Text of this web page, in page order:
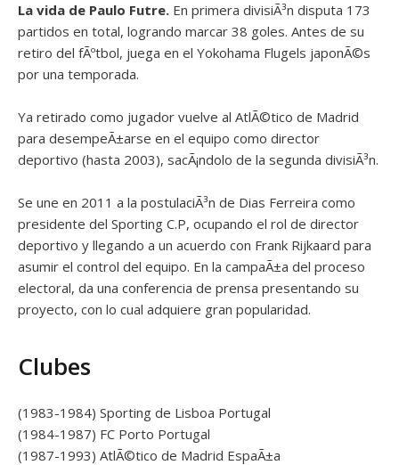
La vida de Paulo Futre. En primera divisiÃ³n disputa 173
partidos en total, logrando marcar 38 goles. Antes de su
retiro del fÃºtbol, juega en el Yokohama Flugels japonÃ©s
por una temporada.
Ya retirado como jugador vuelve al AtlÃ©tico de Madrid
para desempeÃ±arse en el equipo como director
deportivo (hasta 2003), sacÃ¡ndolo de la segunda divisiÃ³n.
Se une en 2011 a la postulaciÃ³n de Dias Ferreira como
presidente del Sporting C.P, ocupando el rol de director
deportivo y llegando a un acuerdo con Frank Rijkaard para
asumir el control del equipo. En la campaÃ±a del proceso
electoral, da una conferencia de prensa presentando su
proyecto, con lo cual adquiere gran popularidad.
Clubes
(1983-1984) Sporting de Lisboa Portugal
(1984-1987) FC Porto Portugal
(1987-1993) AtlÃ©tico de Madrid EspaÃ±a